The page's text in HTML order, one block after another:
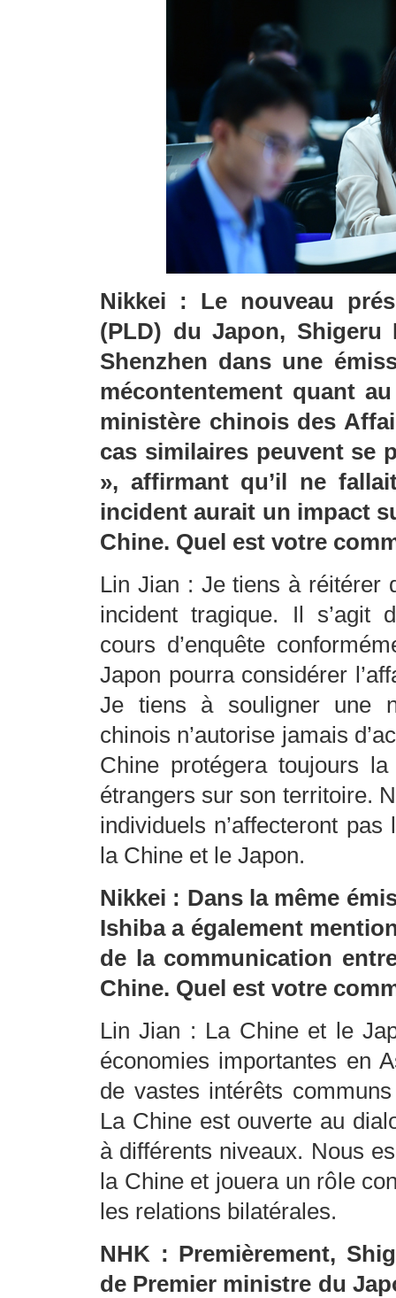
Nikkei : Le nouveau
(PLD) du Japon, Shigeru
Shenzhen dans une
mécontentement quant
ministère chinois des
cas similaires peuvent se
», affirmant qu’il ne
incident aurait un impact
Chine. Quel est votre
Lin Jian : Je tiens à réitérer
incident tragique. Il s’agit
cours d’enquête
Japon pourra considérer
Je tiens à souligner une
chinois n’autorise jamais
Chine protégera toujours
étrangers sur son territoire.
individuels n’affecteront
la Chine et le Japon.
Nikkei : Dans la même
Ishiba a également
de la communication
Chine. Quel est votre
Lin Jian : La Chine et le
économies importantes en
de vastes intérêts
La Chine est ouverte au
à différents niveaux. Nous
la Chine et jouera un rôle
les relations bilatérales.
NHK : Premièrement,
de Premier ministre du